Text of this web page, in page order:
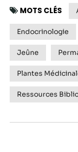
MOTS CLÉS
Endocrinologie
Jeûne
Plantes
Ressources